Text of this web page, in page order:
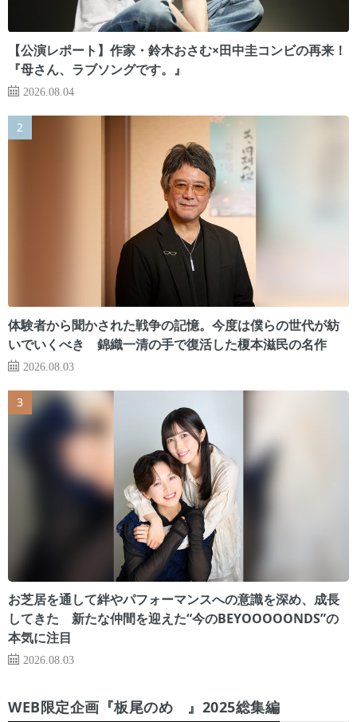
【公演レポート】作家・鈴木おさむ×田中圭コンビの再来！
『母さん、ラブソングです。』
2026.08.04
体験者から聞かされた戦争の記憶。今度は僕らの世代が紡
いでいくべき 錦織一清の手で復活した榎本滋民の名作
2026.08.03
お芝居を通して絆やパフォーマンスへの意識を深め、成長
してきた 新たな仲間を迎えた“今のBEYOOOOONDS”の
本気に注目
2026.08.03
WEB限定企画『板尾のめ゙』2025総集編